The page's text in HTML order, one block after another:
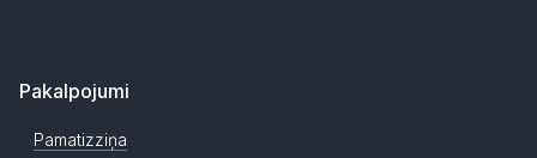
Pakalpojumi
Pamatizziņa